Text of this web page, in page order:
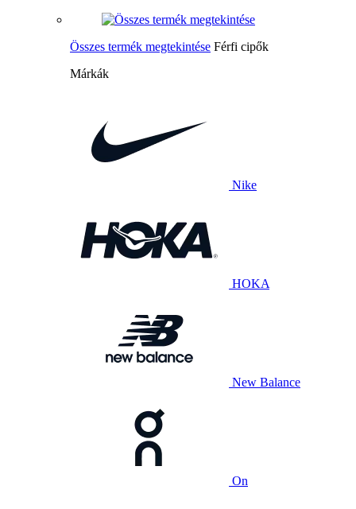
Összes termék megtekintése Férfi cipők
Márkák
Nike
HOKA
New Balance
On